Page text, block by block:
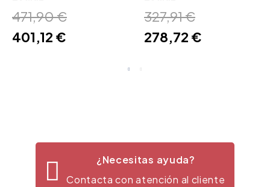
471,90 €
401,12 €
327,91 €
278,72 €
¿Necesitas ayuda?
Contacta con atención al cliente